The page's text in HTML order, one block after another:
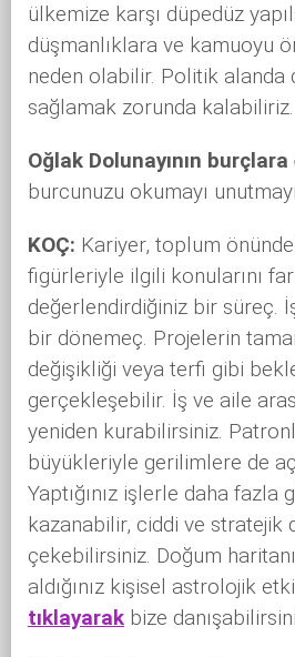
ülkemize karşı düpedüz
düşmanlıklara ve kamuoyu
neden olabilir. Politik alanda
sağlamak zorunda kalabiliriz.
Oğlak Dolunayının
burcunuzu okumayı
KOÇ: Kariyer, toplum
figürleriyle ilgili konularını
değerlendirdiğiniz bir süreç.
bir dönemeç. Projelerin
değişikliği veya terfi gibi
gerçekleşebilir. İş ve aile
yeniden kurabilirsiniz.
büyükleriyle gerilimlere de
Yaptığınız işlerle daha fazla
kazanabilir, ciddi ve stratejik
çekebilirsiniz. Doğum
aldığınız kişisel astrolojik
tıklayarak bize